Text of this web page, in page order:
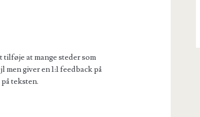
tilføje at mange steder som
giver en 1:1 feedback på
teksten.